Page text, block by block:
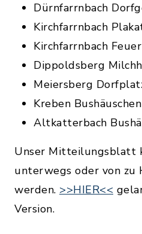
Dürnfarrnbach
Kirchfarrnbach
Kirchfarrnbach
Dippoldsberg
Meiersberg
Kreben Bushäuschen
Altkatterbach
Unser Mitteilungsblatt
unterwegs oder von zu
werden. >>HIER<<
Version.